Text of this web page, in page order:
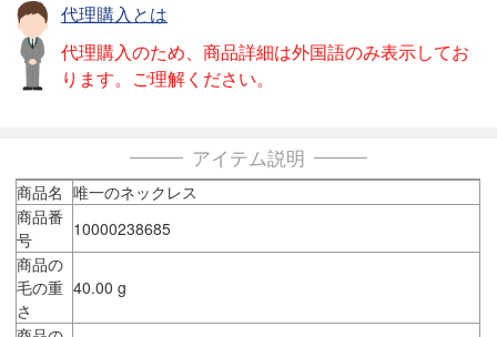
代理購入とは
代理購入のため、商品詳細は外国語のみ表示してお
ります。ご理解ください。
アイテム説明
商品名 唯一のネックレス
商品番
号
10000238685
商品の
毛の重
さ
40.00 g